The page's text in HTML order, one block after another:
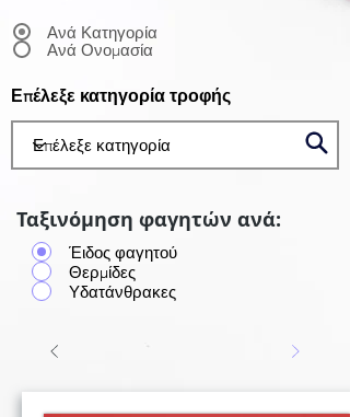
Ανά Κατηγορία
Ανά Ονομασία
Επέλεξε κατηγορία τροφής
Ταξινόμηση φαγητών ανά:
Έιδος φαγητού
Θερμίδες
Υδατάνθρακες